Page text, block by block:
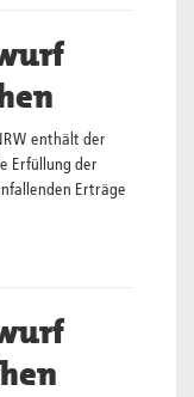
enthält der
Erfüllung der
Erträge